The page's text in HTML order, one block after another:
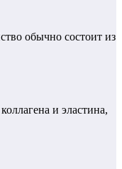
обычно состоит из
и эластина,